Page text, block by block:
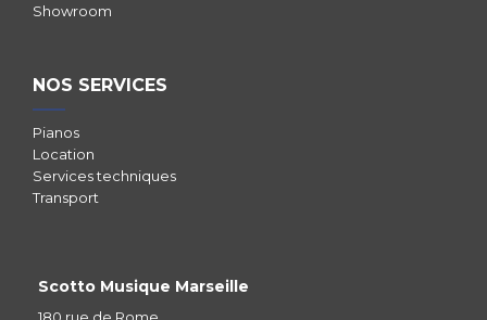
Showroom
NOS SERVICES
Pianos
Location
Services techniques
Transport
Scotto Musique Marseille
180 rue de Rome